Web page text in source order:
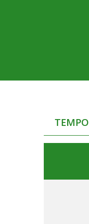
TEMPO